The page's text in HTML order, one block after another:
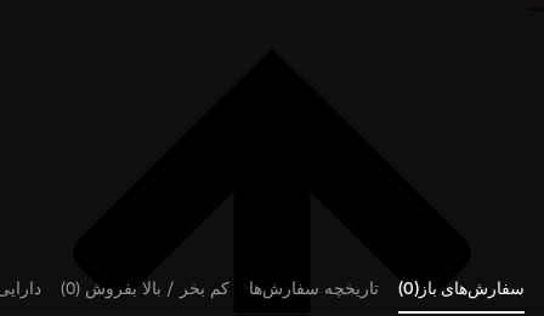
سفارش‌های باز(0) تاریخچه سفارش‌ها کم بخر / بالا بفروش (0)